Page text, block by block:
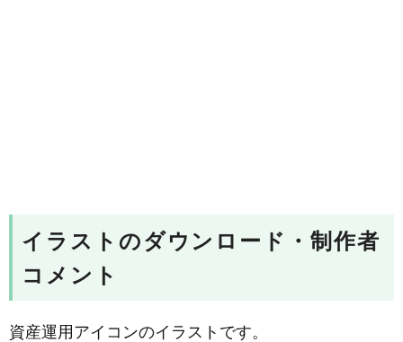
イラストのダウンロード・制作者
コメント
資産運用アイコンのイラストです。